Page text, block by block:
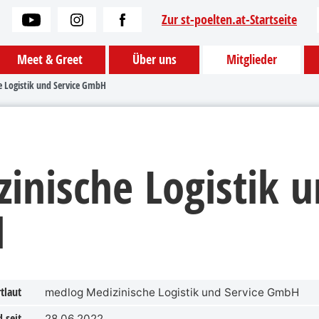
Meet & Greet Über uns Mitglieder
Zur st-poelten.at-Startseite
und Service GmbH
Logistik
medlog Medizinische Logistik und Service GmbH